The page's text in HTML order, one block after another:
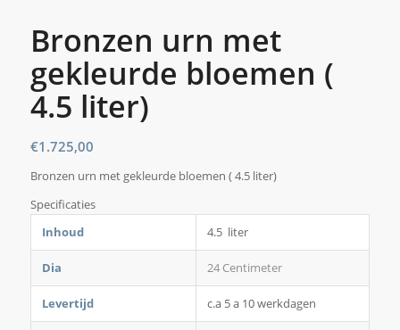
Bronzen urn met
gekleurde bloemen (
4.5 liter)
€1.725,00
Bronzen urn met gekleurde bloemen ( 4.5 liter)
Specificaties
Inhoud
4.5 liter
Dia 24 Centimeter
Levertijd c.a 5 a 10 werkdagen